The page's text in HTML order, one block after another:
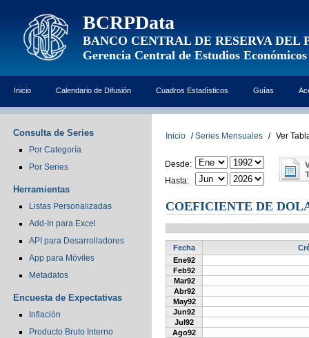
BCRPData
BANCO CENTRAL DE RESERVA DEL
Gerencia Central de Estudios Económicos
Inicio Calendario de Difusión Cuadros Estadísticos Guías
Consulta de Series
Por Categoría
Por Series
Herramientas
Listas Personalizadas
Add-In para Excel
API para Desarrolladores
App para Móviles
Metadatos
Encuesta de Expectativas
Inflación
Producto Bruto Interno
Inicio / Series Mensuales / Ver
Desde:
Hasta:
COEFICIENTE DE
Fecha
Ene92
Feb92
Mar92
Abr92
May92
Jun92
Jul92
Ago92